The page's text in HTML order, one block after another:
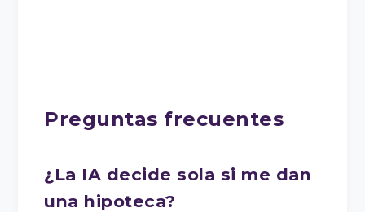
Preguntas frecuentes
¿La IA decide sola si me dan
una hipoteca?